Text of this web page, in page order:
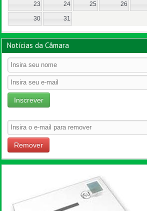
23 24 25 26
30 31
Notícias da Câmara
Inscrever
Remover